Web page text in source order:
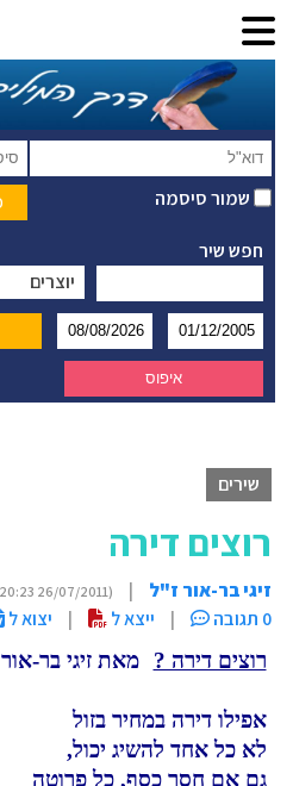
שמור סיסמה
חפש שיר
יוצרים
שירים
רוצים דירה
זיגי בר-אור ז"ל |
(26/07/2011 20:23)
0 תגובה
| ייצא ל |
יצוא ל
רוצים דירה ?
מאת זיגי בר-אור
אפילו דירה במחיר בזול
לא כל אחד להשיג יכול,
גם אם חסך כסף, כל פרוטה